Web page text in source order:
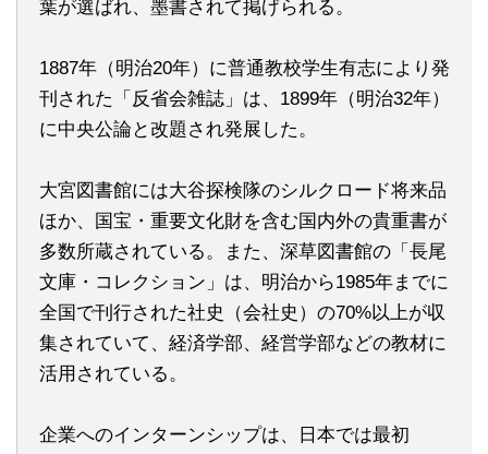
葉が選ばれ、墨書されて掲げられる。
1887年（明治20年）に普通教校学生有志により発
刊された「反省会雑誌」は、1899年（明治32年）
に中央公論と改題され発展した。
大宮図書館には大谷探検隊のシルクロード将来品
ほか、国宝・重要文化財を含む国内外の貴重書が
多数所蔵されている。また、深草図書館の「長尾
文庫・コレクション」は、明治から1985年までに
全国で刊行された社史（会社史）の70%以上が収
集されていて、経済学部、経営学部などの教材に
活用されている。
企業へのインターンシップは、日本では最初